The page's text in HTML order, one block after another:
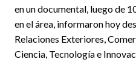
en un documental, luego de
en el área, informaron hoy
Relaciones Exteriores,
Ciencia, Tecnología e